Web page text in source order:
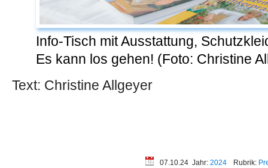
Info-Tisch mit Ausstattung,
Es kann los gehen! (Foto: Christine
Text: Christine Allgeyer
07.10.24 Jahr: 2024 Rubrik: